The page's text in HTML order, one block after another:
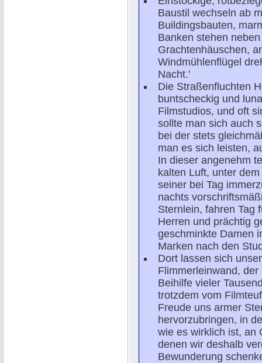
Baustil wechseln ab
Buildingsbauten,
Banken stehen
Grachtenhäuschen,
Windmühlenflügel
Nacht.'
Die Straßenfluchten
buntscheckig und
Filmstudios, und oft
sollte man sich auch
bei der stets
man es sich leisten,
In dieser angenehm
kalten Luft, unter
seiner bei Tag
nachts
Sternlein, fahren Tag
Herren und prächtig
geschminkte Damen
Marken nach den
Dort lassen sich
Flimmerleinwand,
Beihilfe vieler
trotzdem vom
Freude uns armer
hervorzubringen, in
wie es wirklich ist, an
denen wir deshalb
Bewunderung